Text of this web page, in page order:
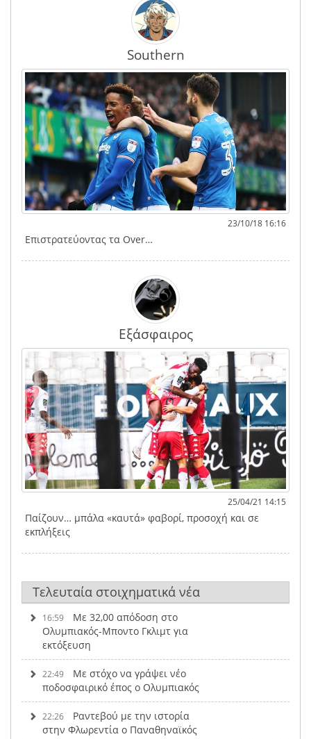
Southern
23/10/18 16:16
Επιστρατεύοντας τα Over…
Εξάσφαιρος
25/04/21 14:15
Παίζουν… μπάλα «καυτά» φαβορί, προσοχή και σε
εκπλήξεις
Τελευταία στοιχηματικά νέα
16:59
Με 32,00 απόδοση στο
Ολυμπιακός-Μποντο Γκλιμτ για
εκτόξευση
22:49
Με στόχο να γράψει νέο
ποδοσφαιρικό έπος ο Ολυμπιακός
22:26
Ραντεβού με την ιστορία
στην Φλωρεντία ο Παναθηναϊκός